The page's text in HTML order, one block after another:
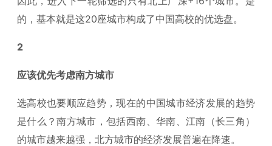
的，基本就是这20座城市构成了中国高校的优选盘。
2
应该优先考虑南方城市
选高校也要顺应趋势，现在的中国城市经济发展的趋势
是什么？南方城市，包括西南、华南、江南（长三角）
的城市越来越强，北方城市的经济发展普遍在降速。